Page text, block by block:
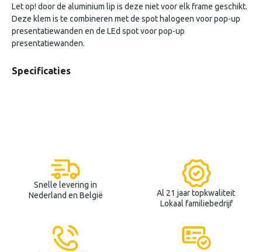
Let op! door de aluminium lip is deze niet voor elk frame geschikt.
Deze klem is te combineren met de spot halogeen voor pop-up
presentatiewanden en de LEd spot voor pop-up
presentatiewanden.
Specificaties
Snelle levering in
Nederland en België
Al 21 jaar topkwaliteit
Lokaal familiebedrijf